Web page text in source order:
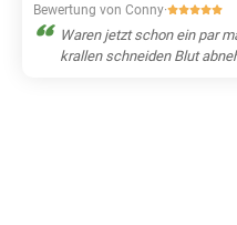
Bewertung von Conny·
Waren jetzt schon ein par
krallen schneiden Blut